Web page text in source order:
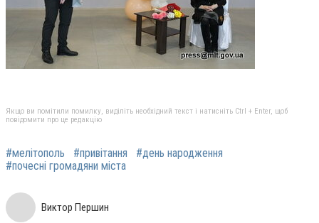
Якщо ви помітили помилку, виділіть необхідний текст і натисніть Ctrl + Enter, щоб
повідомити про це редакцію
#мелітополь #привітання
#день народження
#почесні громадяни міста
Виктор Першин